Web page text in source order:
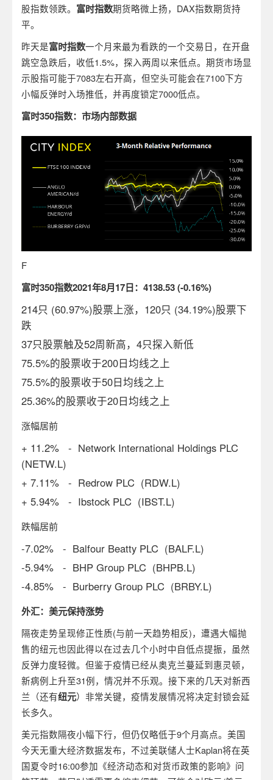
股指数领跌。 富时指数期货略微上扬，DAX指数期货持
平。
昨天是富时指数一个月来最为看跌的一个交易日，在开盘
跳空急跌后，收低1.5%，探入两周以来低点。期货市场显
示股指可能于7083左右开高，但空头可能会在7100下方
小幅反弹时入场推低，并再度锁定7000低点。
富时350指数：市场内部数据
F
富时350指数2021年8月17日： 4138.53 (-0.16%)
214只 (60.97%)股票上涨，120只 (34.19%)股票下
跌
37只股票触及52周新高，4只探入新低
75.5%的股票收于200日均线之上
75.5%的股票收于50日均线之上
25.36%的股票收于20日均线之上
涨幅居前
+ 11.2% - Network International Holdings PLC
(NETW.L)
+ 7.11% - Redrow PLC (RDW.L)
+ 5.94% - Ibstock PLC (IBST.L)
跌幅居前
-7.02% - Balfour Beatty PLC (BALF.L)
-5.94% - BHP Group PLC (BHPB.L)
-4.85% - Burberry Group PLC (BRBY.L)
外汇：美元保持涨势
隔夜走势呈现修正性质(与前一天趋势相反)，遭遇大幅抛
售的纽元也因此得以在过去几个小时中自低点提振，虽然
反弹力度轻微。但鉴于疫情已经从奥克兰蔓延到惠灵顿，
新病例上升至31例，情况并不乐观。接下来的几天对新西
兰（还有纽元）非常关键，疫情发展情况将决定封锁会延
长多久。
美元指数隔夜小幅下行，但仍仅略低于9个月高点。美国
今天无重大经济数据发布，不过美联储人士Kaplan将在英
国夏令时16:00参加《经济动态和对货币政策的影响》问